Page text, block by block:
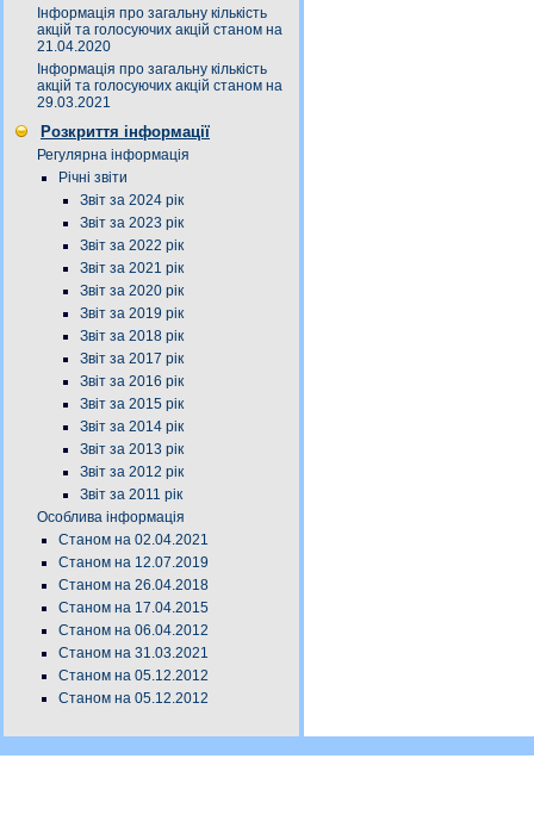
Інформація про загальну кількість
акцій та голосуючих акцій станом на
21.04.2020
Інформація про загальну кількість
акцій та голосуючих акцій станом на
29.03.2021
Розкриття інформації
Регулярна інформація
Річні звіти
Звіт за 2024 рік
Звіт за 2023 рік
Звіт за 2022 рік
Звіт за 2021 рік
Звіт за 2020 рік
Звіт за 2019 рік
Звіт за 2018 рік
Звіт за 2017 рік
Звіт за 2016 рік
Звіт за 2015 рік
Звіт за 2014 рік
Звіт за 2013 рік
Звіт за 2012 рік
Звіт за 2011 рік
Особлива інформація
Станом на 02.04.2021
Станом на 12.07.2019
Станом на 26.04.2018
Станом на 17.04.2015
Станом на 06.04.2012
Станом на 31.03.2021
Станом на 05.12.2012
Станом на 05.12.2012